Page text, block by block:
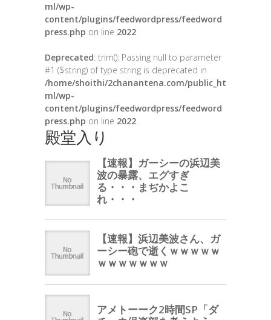
ml/wp-
content/plugins/feedwordpress/feedword
press.php on line 2022
Deprecated: trim(): Passing null to parameter
#1 ($string) of type string is deprecated in
/home/shoithi/2chanantena.com/public_ht
ml/wp-
content/plugins/feedwordpress/feedword
press.php on line 2022
殿堂入り